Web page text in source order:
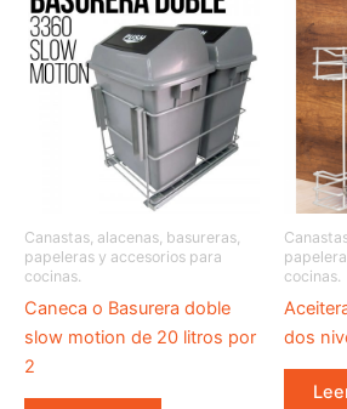
Canastas, alacenas, basureras,
papeleras y accesorios para
cocinas.
Caneca o Basurera doble
slow motion de 20 litros por
2
cocinas.
dos